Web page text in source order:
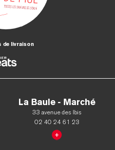
de livraison
La Baule - Marché
33 avenue des Ibis
02 40 24 61 23